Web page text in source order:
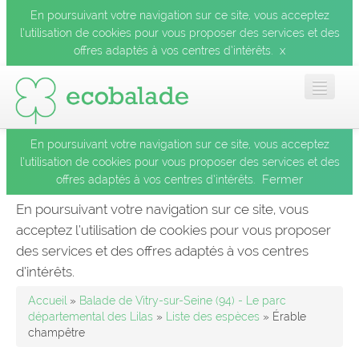
En poursuivant votre navigation sur ce site, vous acceptez
l’utilisation de cookies pour vous proposer des services et des
offres adaptés à vos centres d’intérêts.
x
Accueil
Les balades
Les espèces
En poursuivant votre navigation sur ce site, vous acceptez
l’utilisation de cookies pour vous proposer des services et des
offres adaptés à vos centres d’intérêts.
Fermer
En poursuivant votre navigation sur ce site, vous
acceptez l’utilisation de cookies pour vous proposer
des services et des offres adaptés à vos centres
d’intérêts.
Accueil » Balade de Vitry-sur-Seine (94) - Le parc
départemental des Lilas » Liste des espèces » Érable
champêtre